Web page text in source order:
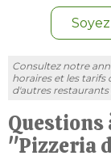
Consultez notre
horaires et les tarifs
d'autres restaurants
"Pizzeria